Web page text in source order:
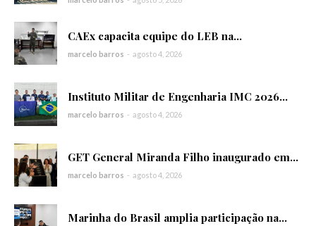
CAEx capacita equipe do LEB na...
marcelo barros - agosto 4, 2026
Instituto Militar de Engenharia IMC 2026...
marcelo barros - agosto 4, 2026
GET General Miranda Filho inaugurado em...
marcelo barros - agosto 4, 2026
Marinha do Brasil amplia participação na...